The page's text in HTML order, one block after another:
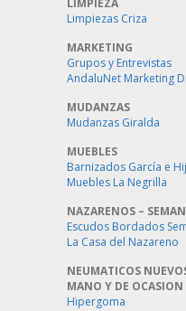
LIMPIEZA
Limpiezas Criza
MARKETING
Grupos y Entrevistas
AndaluNet Marketing
MUDANZAS
Mudanzas Giralda
MUEBLES
Barnizados García e
Muebles La Negrilla
NAZARENOS –
Escudos Bordados
La Casa del Nazareno
NEUMATICOS
MANO Y DE OCASION
Hipergoma